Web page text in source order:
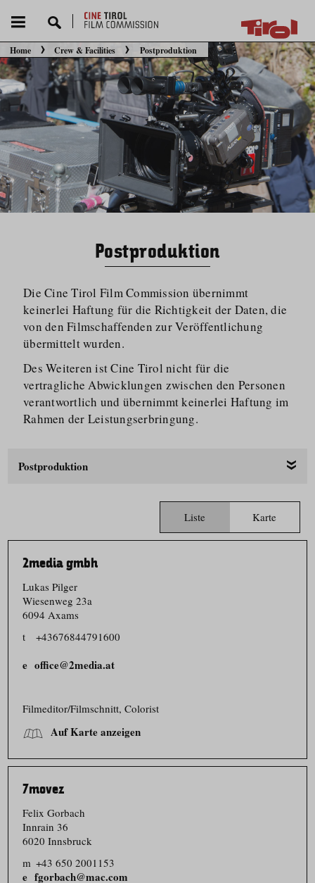
Sie befinden sich hier:
Home Crew & Facilities Postproduktion
Postproduktion
Die Cine Tirol Film Commission übernimmt
keinerlei Haftung für die Richtigkeit der Daten, die
von den Filmschaffenden zur Veröffentlichung
übermittelt wurden.
Des Weiteren ist Cine Tirol nicht für die
vertragliche Abwicklungen zwischen den Personen
verantwortlich und übernimmt keinerlei Haftung im
Rahmen der Leistungs­er­bringung.
Postproduktion
Liste Karte
2media gmbh
Lukas Pilger
Wiesenweg 23a
6094 Axams
t
+43676844791600
office@2media.at
Filmeditor/​Filmschnitt, Colorist
Auf Karte anzeigen
7movez
Felix Gorbach
Innrain 36
6020 Innsbruck
m +43 650 2001153
fgorbach@mac.com